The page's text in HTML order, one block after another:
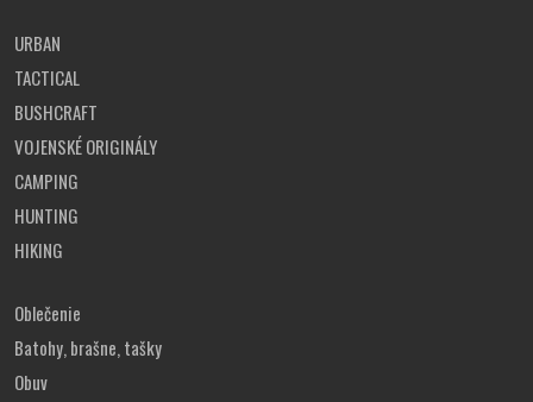
URBAN
TACTICAL
BUSHCRAFT
VOJENSKÉ ORIGINÁLY
CAMPING
HUNTING
HIKING
Oblečenie
Batohy, brašne, tašky
Obuv